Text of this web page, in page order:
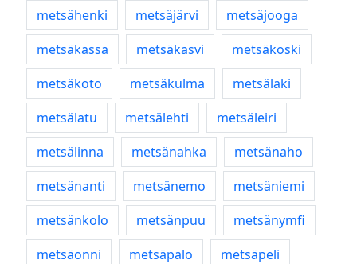
metsähenki
metsäjärvi
metsäjooga
metsäkassa
metsäkasvi
metsäkoski
metsäkoto
metsäkulma
metsälaki
metsälatu
metsälehti
metsäleiri
metsälinna
metsänahka
metsänaho
metsänanti
metsänemo
metsäniemi
metsänkolo
metsänpuu
metsänymfi
metsäonni
metsäpalo
metsäpeli